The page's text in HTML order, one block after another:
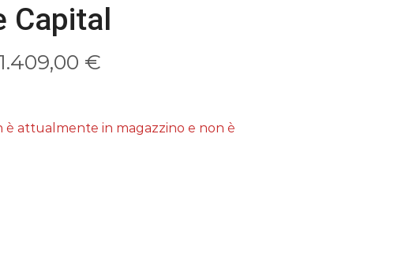
Capital
1.409,00 €
prezzo:
attualmente in magazzino e non è